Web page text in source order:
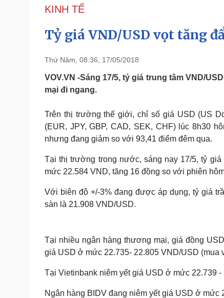
Đảng
Tổ chức nhân sự
Quốc hội
Nhận diện sự thật
Dấu ấn VOV
Pháp luật
Vụ án
Tư vấn luật
Quân sự - Quốc
Phân tích
Dinh dưỡng - món ngon
Cây thuốc
Nhi khoa
Nam khoa
Ăn sạch sống khỏe
Nhà đẹp
Blog
Cải chính
KINH TẾ
Tỷ giá VND/USD vọt tăng
Thứ Năm, 08:36, 17/05/2018
VOV.VN -Sáng 17/5, tỷ giá trung tâm VND/
mại đi ngang.
Trên thị trường thế giới, chỉ số giá USD (US
(EUR, JPY, GBP, CAD, SEK, CHF) lúc 8h30
nhưng đang giảm so với 93,41 điểm đêm qua.
Tại thị trường trong nước, sáng nay 17/5, tỷ
mức 22.584 VND, tăng 16 đồng so với phiên
Với biên độ +/-3% đang được áp dụng, tỷ giá
sàn là 21.908 VND/USD.
Tại nhiều ngân hàng thương mại, giá đồng
giá USD ở mức 22.735- 22.805 VND/USD (mua
Tại Vietinbank niêm yết giá USD ở mức 22.739
Ngân hàng BIDV đang niêm yết giá USD ở mức